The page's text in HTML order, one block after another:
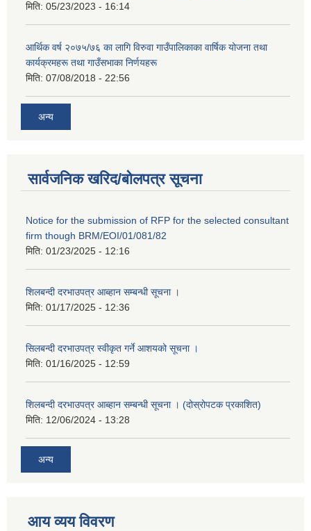
मिति: 05/23/2023 - 16:14
आर्थिक वर्ष २०७५/७६ का लागि विरुवा गाउँपालिकाका वार्षिक योजना तथा
कार्यक्रमहरू तथा गाउँसभाका निर्णयहरू
मिति: 07/08/2018 - 22:56
अन्य
सार्वजनिक खरिद/बोलपत्र सूचना
Notice for the submission of RFP for the selected consultant
firm though BRM/EOI/01/081/82
मिति: 01/23/2025 - 12:16
शिलबन्दी दरभाउपत्र आब्हान सम्बन्धी सूचना ।
मिति: 01/17/2025 - 12:36
सिलबन्दी दरभाउपत्र स्वीकृत गर्ने आशयको सूचना ।
मिति: 01/16/2025 - 12:59
शिलबन्दी दरभाउपत्र आब्हान सम्बन्धी सूचना । (दोस्रोपटक प्रकाशित)
मिति: 12/06/2024 - 13:28
अन्य
आय व्यय विवरण